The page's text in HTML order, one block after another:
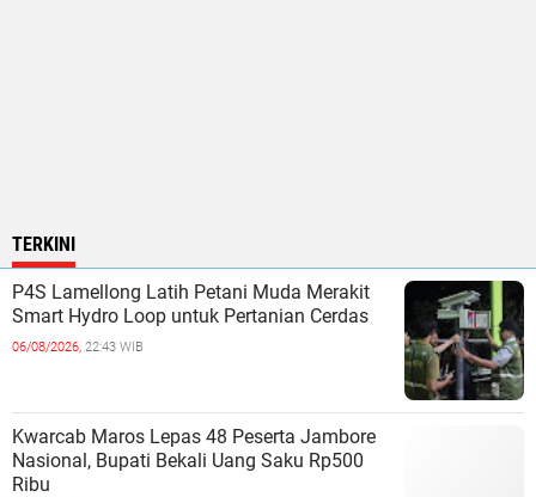
TERKINI
P4S Lamellong Latih Petani Muda Merakit
Smart Hydro Loop untuk Pertanian Cerdas
06/08/2026, 22:43 WIB
Kwarcab Maros Lepas 48 Peserta Jambore
Nasional, Bupati Bekali Uang Saku Rp500
Ribu